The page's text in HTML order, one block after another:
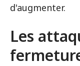
d'augmenter.
Les